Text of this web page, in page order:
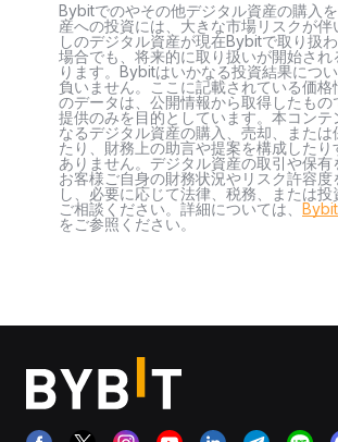
Bybitでのやその他デジタル資産の購入
産への投資には、大きな市場リスクが伴
しのデジタル資産が現在Bybitで取り扱
場合でも、将来的に取り扱いが開始され
ります。Bybitはいかなる投資結果につ
負いません。ここに記載されている価格
のデータは、公開情報から取得したもの
提供のみを目的としています。本コンテ
なるデジタル資産の購入、売却、または
たり、財務上の助言や提案を構成したり
ありません。デジタル資産の取引や保有
お客様ご自身の財務状況やリスク許容度
し、必要に応じて法律、税務、または投
ご相談ください。詳細については、
をご参照ください。